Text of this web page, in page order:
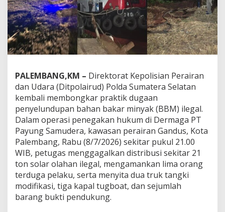
1
T
o
n
S
o
a
I
l
e
g
a
l
d
i
P
e
r
a
i
PALEMBANG,KM – Direktorat Kepolisian Perairan
dan Udara (Ditpolairud) Polda Sumatera Selatan
kembali membongkar praktik dugaan
penyelundupan bahan bakar minyak (BBM) ilegal.
Dalam operasi penegakan hukum di Dermaga PT
Payung Samudera, kawasan perairan Gandus, Kota
Palembang, Rabu (8/7/2026) sekitar pukul 21.00
WIB, petugas menggagalkan distribusi sekitar 21
ton solar olahan ilegal, mengamankan lima orang
terduga pelaku, serta menyita dua truk tangki
modifikasi, tiga kapal tugboat, dan sejumlah
barang bukti pendukung.